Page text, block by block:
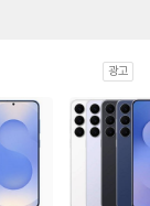
광고